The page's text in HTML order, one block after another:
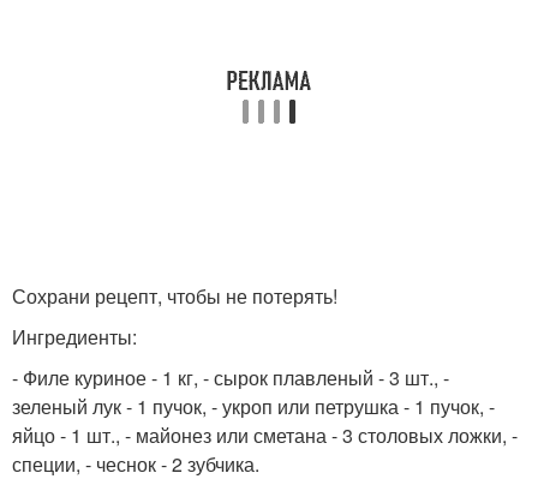
Сохрани рецепт, чтобы не потерять!
Ингредиенты:
- Филе куриное - 1 кг, - сырок плавленый - 3 шт., -
зеленый лук - 1 пучок, - укроп или петрушка - 1 пучок, -
яйцо - 1 шт., - майонез или сметана - 3 столовых ложки, -
специи, - чеснок - 2 зубчика.